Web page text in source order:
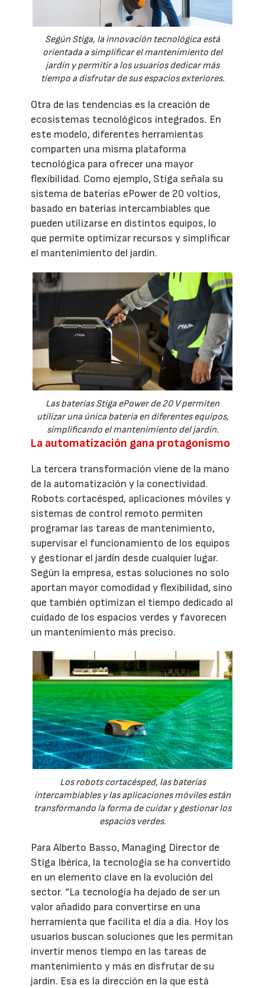
Según Stiga, la innovación tecnológica está
orientada a simplificar el mantenimiento del
jardín y permitir a los usuarios dedicar más
tiempo a disfrutar de sus espacios exteriores.
Otra de las tendencias es la creación de
ecosistemas tecnológicos integrados. En
este modelo, diferentes herramientas
comparten una misma plataforma
tecnológica para ofrecer una mayor
flexibilidad. Como ejemplo, Stiga señala su
sistema de baterías ePower de 20 voltios,
basado en baterías intercambiables que
pueden utilizarse en distintos equipos, lo
que permite optimizar recursos y simplificar
el mantenimiento del jardín.
Las baterías Stiga ePower de 20 V permiten
utilizar una única batería en diferentes equipos,
simplificando el mantenimiento del jardín.
La automatización gana protagonismo
La tercera transformación viene de la mano
de la automatización y la conectividad.
Robots cortacésped, aplicaciones móviles y
sistemas de control remoto permiten
programar las tareas de mantenimiento,
supervisar el funcionamiento de los equipos
y gestionar el jardín desde cualquier lugar.
Según la empresa, estas soluciones no solo
aportan mayor comodidad y flexibilidad, sino
que también optimizan el tiempo dedicado al
cuidado de los espacios verdes y favorecen
un mantenimiento más preciso.
Los robots cortacésped, las baterías
intercambiables y las aplicaciones móviles están
transformando la forma de cuidar y gestionar los
espacios verdes.
Para Alberto Basso, Managing Director de
Stiga Ibérica, la tecnología se ha convertido
en un elemento clave en la evolución del
sector. “La tecnología ha dejado de ser un
valor añadido para convertirse en una
herramienta que facilita el día a día. Hoy los
usuarios buscan soluciones que les permitan
invertir menos tiempo en las tareas de
mantenimiento y más en disfrutar de su
jardín. Esa es la dirección en la que está